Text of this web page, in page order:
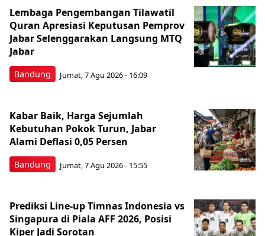
Bandung
Lembaga Pengembangan Tilawatil
Quran Apresiasi Keputusan Pemprov
Jabar Selenggarakan Langsung MTQ
Jabar
Jumat, 7 Agu 2026 - 16:09
Bandung
Kabar Baik, Harga Sejumlah
Kebutuhan Pokok Turun, Jabar
Alami Deflasi 0,05 Persen
Jumat, 7 Agu 2026 - 15:55
Prediksi Line-up Timnas Indonesia vs
Singapura di Piala AFF 2026, Posisi
Kiper Jadi Sorotan